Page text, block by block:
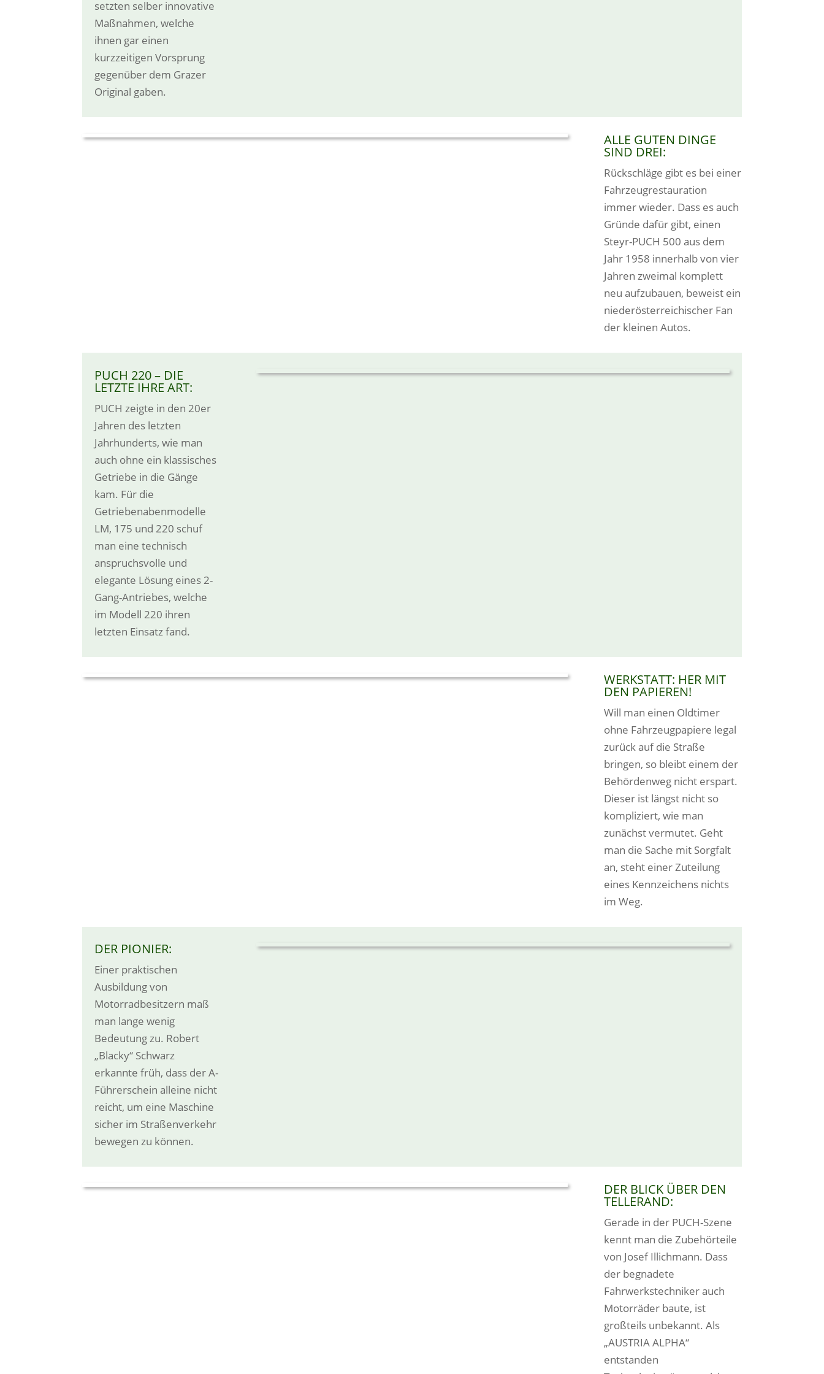
setzten selber innovative
Maßnahmen, welche
ihnen gar einen
kurzzeitigen Vorsprung
gegenüber dem Grazer
Original gaben.
ALLE GUTEN DINGE
SIND DREI:
Rückschläge gibt es bei einer
Fahrzeugrestauration
immer wieder. Dass es auch
Gründe dafür gibt, einen
Steyr-PUCH 500 aus dem
Jahr 1958 innerhalb von vier
Jahren zweimal komplett
neu aufzubauen, beweist ein
niederösterreichischer Fan
der kleinen Autos.
PUCH 220 – DIE
LETZTE IHRE ART:
PUCH zeigte in den 20er
Jahren des letzten
Jahrhunderts, wie man
auch ohne ein klassisches
Getriebe in die Gänge
kam. Für die
Getriebenabenmodelle
LM, 175 und 220 schuf
man eine technisch
anspruchsvolle und
elegante Lösung eines 2-
Gang-Antriebes, welche
im Modell 220 ihren
letzten Einsatz fand.
WERKSTATT: HER MIT
DEN PAPIEREN!
Will man einen Oldtimer
ohne Fahrzeugpapiere legal
zurück auf die Straße
bringen, so bleibt einem der
Behördenweg nicht erspart.
Dieser ist längst nicht so
kompliziert, wie man
zunächst vermutet. Geht
man die Sache mit Sorgfalt
an, steht einer Zuteilung
eines Kennzeichens nichts
im Weg.
DER PIONIER:
Einer praktischen
Ausbildung von
Motorradbesitzern maß
man lange wenig
Bedeutung zu. Robert
„Blacky“ Schwarz
erkannte früh, dass der A-
Führerschein alleine nicht
reicht, um eine Maschine
sicher im Straßenverkehr
bewegen zu können.
DER BLICK ÜBER DEN
TELLERAND:
Gerade in der PUCH-Szene
kennt man die Zubehörteile
von Josef Illichmann. Dass
der begnadete
Fahrwerkstechniker auch
Motorräder baute, ist
großteils unbekannt. Als
„AUSTRIA ALPHA“
entstanden